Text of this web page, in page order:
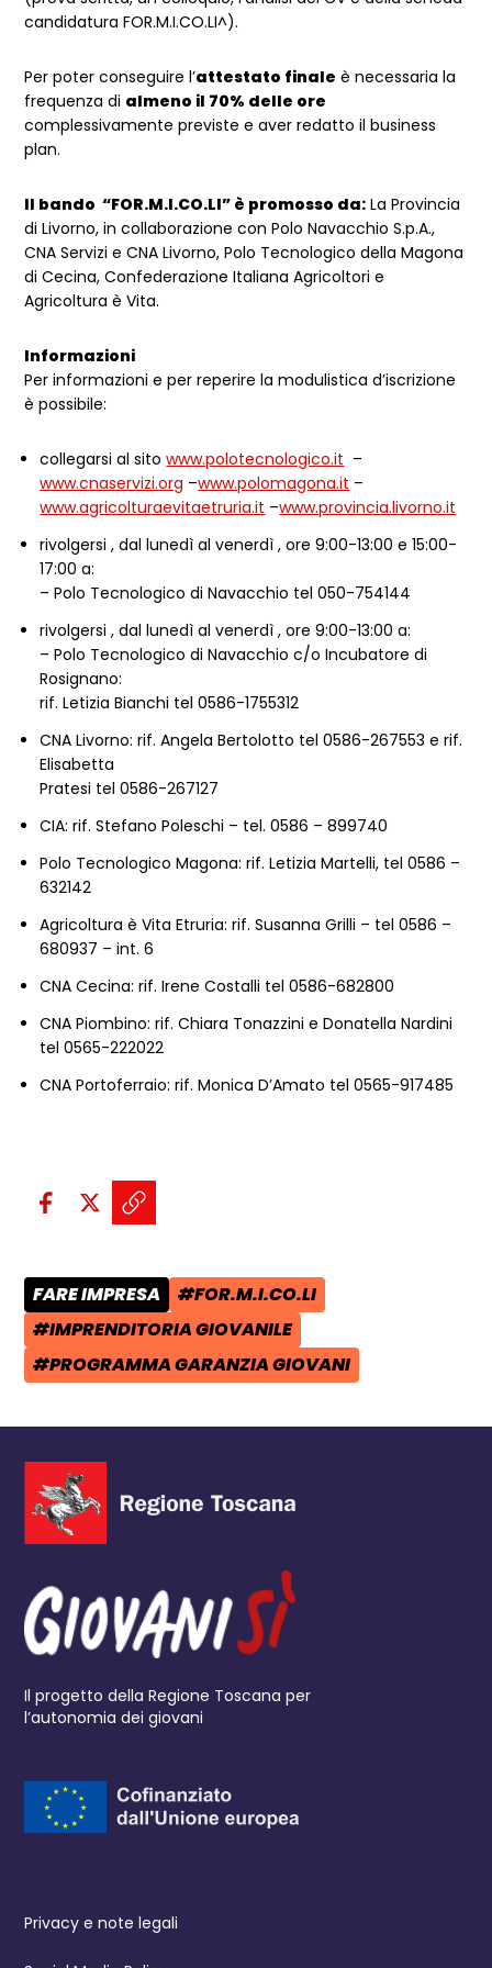
candidatura FOR.M.I.CO.LI^).
Per poter conseguire l’attestato finale è necessaria la
frequenza di almeno il 70% delle ore
complessivamente previste e aver redatto il business
plan.
Il bando “FOR.M.I.CO.LI” è promosso da: La Provincia
di Livorno, in collaborazione con Polo Navacchio S.p.A.,
CNA Servizi e CNA Livorno, Polo Tecnologico della Magona
di Cecina, Confederazione Italiana Agricoltori e
Agricoltura è Vita.
Informazioni
Per informazioni e per reperire la modulistica d’iscrizione
è possibile:
collegarsi al sitowww.polotecnologico.it –
www.cnaservizi.org –www.polomagona.it –
www.agricolturaevitaetruria.it –www.provincia.livorno.it
rivolgersi , dal lunedì al venerdì , ore 9:00-13:00 e 15:00-
17:00 a:
– Polo Tecnologico di Navacchio tel 050-754144
rivolgersi , dal lunedì al venerdì , ore 9:00-13:00 a:
– Polo Tecnologico di Navacchio c/o Incubatore di
Rosignano:
rif. Letizia Bianchi tel 0586-1755312
CNA Livorno: rif. Angela Bertolotto tel 0586-267553 e rif.
Elisabetta
Pratesi tel 0586-267127
CIA: rif. Stefano Poleschi – tel. 0586 – 899740
Polo Tecnologico Magona: rif. Letizia Martelli, tel 0586 –
632142
Agricoltura è Vita Etruria: rif. Susanna Grilli – tel 0586 –
680937 – int. 6
CNA Cecina: rif. Irene Costalli tel 0586-682800
CNA Piombino: rif. Chiara Tonazzini e Donatella Nardini
tel 0565-222022
CNA Portoferraio: rif. Monica D’Amato tel 0565-917485
Condividi sui social:
Condividi su Facebook - apre
Condividi su X - apre una
Copia il link e condividi -
CATEGORIA POST:
FARE IMPRESA TAG:
#FOR.M.I.CO.LI
TAG:
#IMPRENDITORIA GIOVANILE
TAG:
#PROGRAMMA GARANZIA GIOVANI
Il progetto della Regione Toscana per
l’autonomia dei giovani
Privacy e note legali